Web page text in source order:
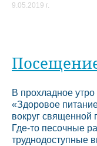
9.05.2019 г.
В прохладное утро
«Здоровое
вокруг священной
Где-то песочные
труднодоступные